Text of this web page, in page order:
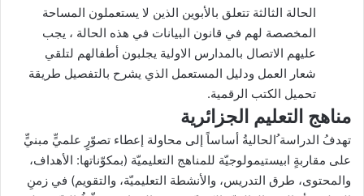
الحالة الثالثة تتعلق بالأبوين الذين لا يستعملون المساحة
المخصصة لهم في قانون البيانات في هذه الحالة ، يجب
عليهم الاتصال بالمدارس الاولية يجلبون أطفالهم لتلقي
شعار العمل ودليل المستعمل الذي يشرح بالتفصيل طريقة
تحميل الكتب الرقمية.
مناهج التعليم الجزائرية
تهدفُ الدراسة ُالحاليةُ أساساً إلى محاولة إعطاء تصوّرٍ علميٍّ مبنيٍّ
على مقاربةٍ ابيستيمولوجيّة للمناهج التعليميّة (بمكوّناتها: الأهداف،
والمحتوى، طرق التدريس، والأنشطة التعليميّة، والتقويم) في زمنِ